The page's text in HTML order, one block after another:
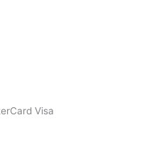
Visa